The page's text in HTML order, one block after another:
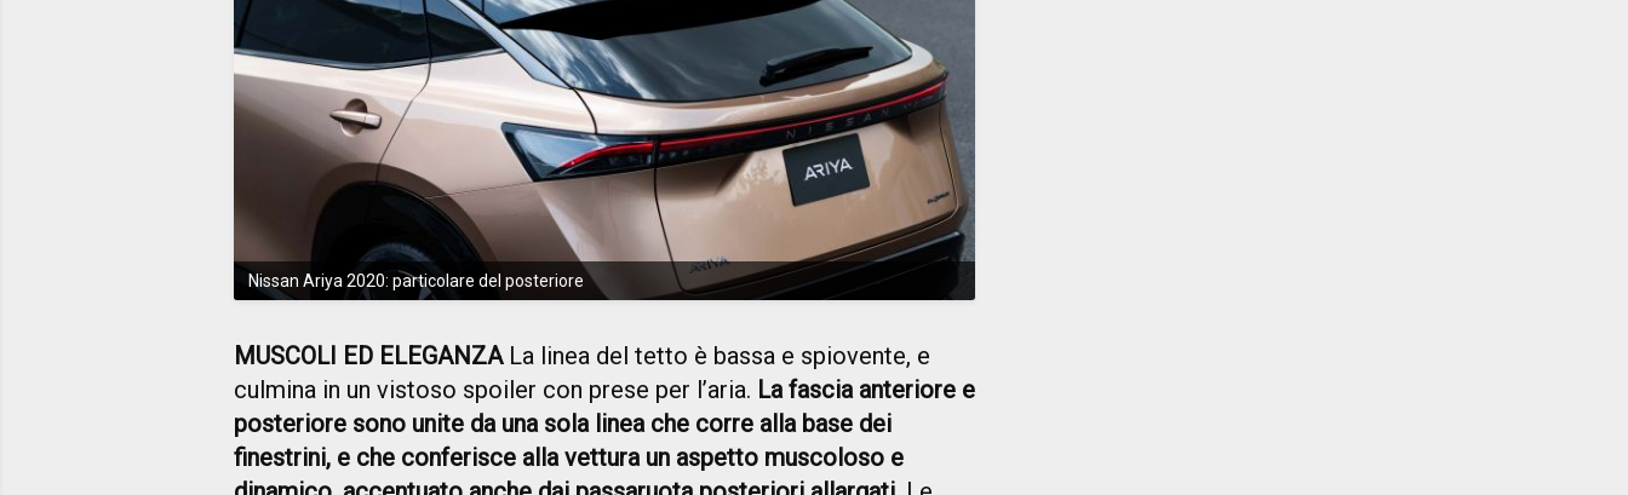
Nissan Ariya 2020: particolare del posteriore
MUSCOLI ED ELEGANZALa linea del tetto è bassa e spiovente, e
culmina in un vistoso spoiler con prese per l’aria. La fascia anteriore e
posteriore sono unite da una sola linea che corre alla base dei
finestrini, e che conferisce alla vettura un aspetto muscoloso e